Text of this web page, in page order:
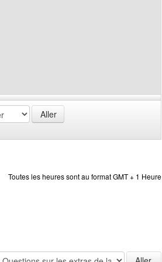
Toutes les heures sont au format GMT + 1 Heure